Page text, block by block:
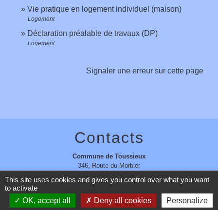
Vie pratique en logement individuel (maison)
Logement
Déclaration préalable de travaux (DP)
Logement
Signaler une erreur sur cette page
Contacts
Commune de Toussieux
346, Route du Morbier
+33 4 74 00 19 03
Contact par formulaire
This site uses cookies and gives you control over what you want
to activate
OK, accept all
Deny all cookies Personalize